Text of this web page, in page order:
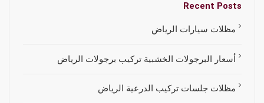
Recent Posts
مظلات سيارات الرياض
أسعار البرجولات الخشبية تركيب برجولات الرياض
مظلات جلسات تركيب الدرعية الرياض